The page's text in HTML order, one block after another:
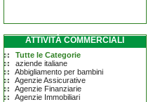
ATTIVITÀ COMMERCIALI
Tutte le Categorie
aziende italiane
Abbigliamento per bambini
Agenzie Assicurative
Agenzie Finanziarie
Agenzie Immobiliari